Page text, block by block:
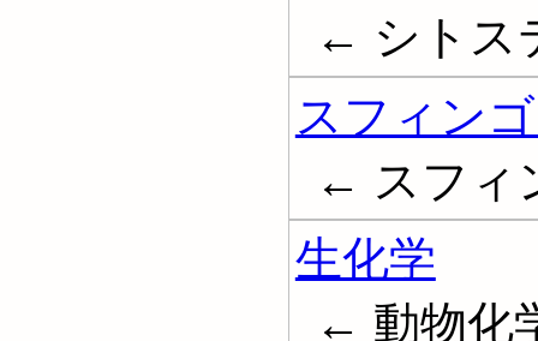
← シトス
スフィン
← スフィ
生化学
← 動物化